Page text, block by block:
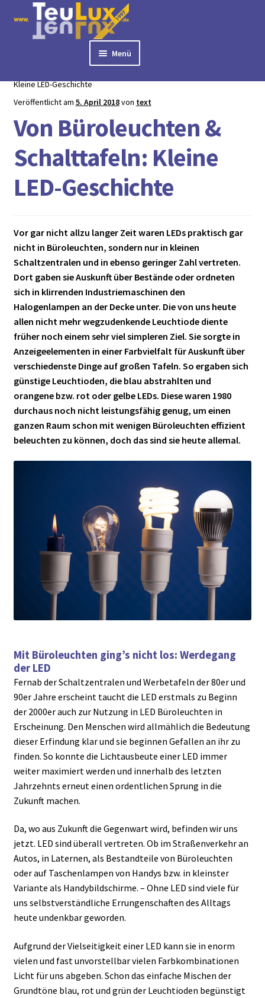
Navigation
springen
Inhalt
springen
Menü
► RASTERLEUCHTEN
► DOWNLIGHTS
► DECKENLEUCHTEN
► TISCHLEUCHTEN
► 3 PHASEN STROMSCHIENE
► AUSSENLEUCHTEN
► ZUBEHÖR
► LEUCHTMITTEL
► VERSANDARTEN
Kleine LED-Geschichte
Veröffentlicht am 5. April 2018von text
Von Büroleuchten &
Schalttafeln: Kleine
LED-Geschichte
Vor gar nicht allzu langer Zeit waren LEDs praktisch gar
nicht in Büroleuchten, sondern nur in kleinen
Schaltzentralen und in ebenso geringer Zahl vertreten.
Dort gaben sie Auskunft über Bestände oder ordneten
sich in klirrenden Industriemaschinen den
Halogenlampen an der Decke unter. Die von uns heute
allen nicht mehr wegzudenkende Leuchtiode diente
früher noch einem sehr viel simpleren Ziel. Sie sorgte in
Anzeigeelementen in einer Farbvielfalt für Auskunft über
verschiedenste Dinge auf großen Tafeln. So ergaben sich
günstige Leuchtioden, die blau abstrahlten und
orangene bzw. rot oder gelbe LEDs. Diese waren 1980
durchaus noch nicht leistungsfähig genug, um einen
ganzen Raum schon mit wenigen Büroleuchten effizient
beleuchten zu können, doch das sind sie heute allemal.
Mit Büroleuchten ging’s nicht los: Werdegang
der LED
Fernab der Schaltzentralen und Werbetafeln der 80er und
90er Jahre erscheint taucht die LED erstmals zu Beginn
der 2000er auch zur Nutzung in LED Büroleuchten in
Erscheinung. Den Menschen wird allmählich die Bedeutung
dieser Erfindung klar und sie beginnen Gefallen an ihr zu
finden. So konnte die Lichtausbeute einer LED immer
weiter maximiert werden und innerhalb des letzten
Jahrzehnts erneut einen ordentlichen Sprung in die
Zukunft machen.
Da, wo aus Zukunft die Gegenwart wird, befinden wir uns
jetzt. LED sind überall vertreten. Ob im Straßenverkehr an
Autos, in Laternen, als Bestandteile von Büroleuchten
oder auf Taschenlampen von Handys bzw. in kleinster
Variante als Handybildschirme. – Ohne LED sind viele für
uns selbstverständliche Errungenschaften des Alltags
heute undenkbar geworden.
Aufgrund der Vielseitigkeit einer LED kann sie in enorm
vielen und fast unvorstellbar vielen Farbkombinationen
Licht für uns abgeben. Schon das einfache Mischen der
Grundtöne blau, rot und grün der Leuchtioden begünstigt